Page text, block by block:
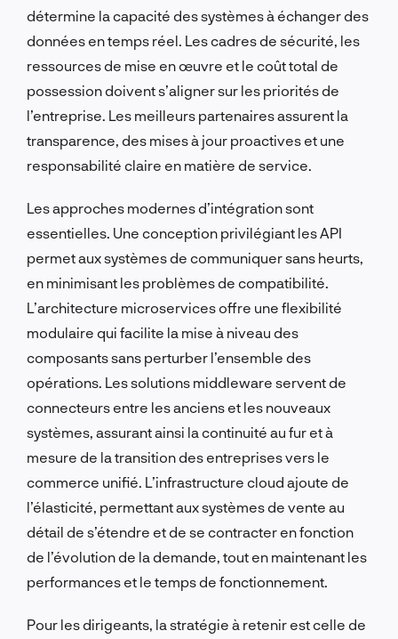
détermine la capacité des systèmes à échanger des
données en temps réel. Les cadres de sécurité, les
ressources de mise en œuvre et le coût total de
possession doivent s’aligner sur les priorités de
l’entreprise. Les meilleurs partenaires assurent la
transparence, des mises à jour proactives et une
responsabilité claire en matière de service.
Les approches modernes d’intégration sont
essentielles. Une conception privilégiant les API
permet aux systèmes de communiquer sans heurts,
en minimisant les problèmes de compatibilité.
L’architecture microservices offre une flexibilité
modulaire qui facilite la mise à niveau des
composants sans perturber l’ensemble des
opérations. Les solutions middleware servent de
connecteurs entre les anciens et les nouveaux
systèmes, assurant ainsi la continuité au fur et à
mesure de la transition des entreprises vers le
commerce unifié. L’infrastructure cloud ajoute de
l’élasticité, permettant aux systèmes de vente au
détail de s’étendre et de se contracter en fonction
de l’évolution de la demande, tout en maintenant les
performances et le temps de fonctionnement.
Pour les dirigeants, la stratégie à retenir est celle de